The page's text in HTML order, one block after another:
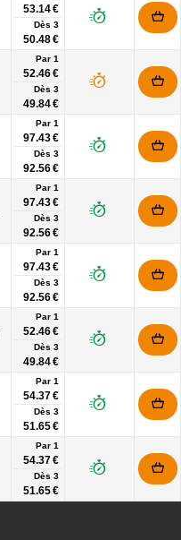
53.14 €
Dès 3
50.48 €
Par 1
52.46 €
Dès 3
49.84 €
Par 1
97.43 €
Dès 3
92.56 €
Par 1
97.43 €
Dès 3
92.56 €
Par 1
97.43 €
Dès 3
92.56 €
Par 1
52.46 €
Dès 3
49.84 €
Par 1
54.37 €
Dès 3
51.65 €
Par 1
54.37 €
Dès 3
51.65 €